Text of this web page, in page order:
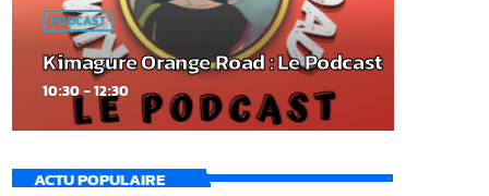
PODCAST
Kimagure Orange Road : Le Podcast
10:30 - 12:30
ACTU POPULAIRE